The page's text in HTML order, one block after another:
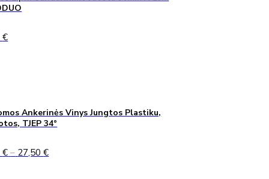
€
Ankerinės Vinys Jungtos Plastiku,
TJEP 34°
€ – 27,50€Price